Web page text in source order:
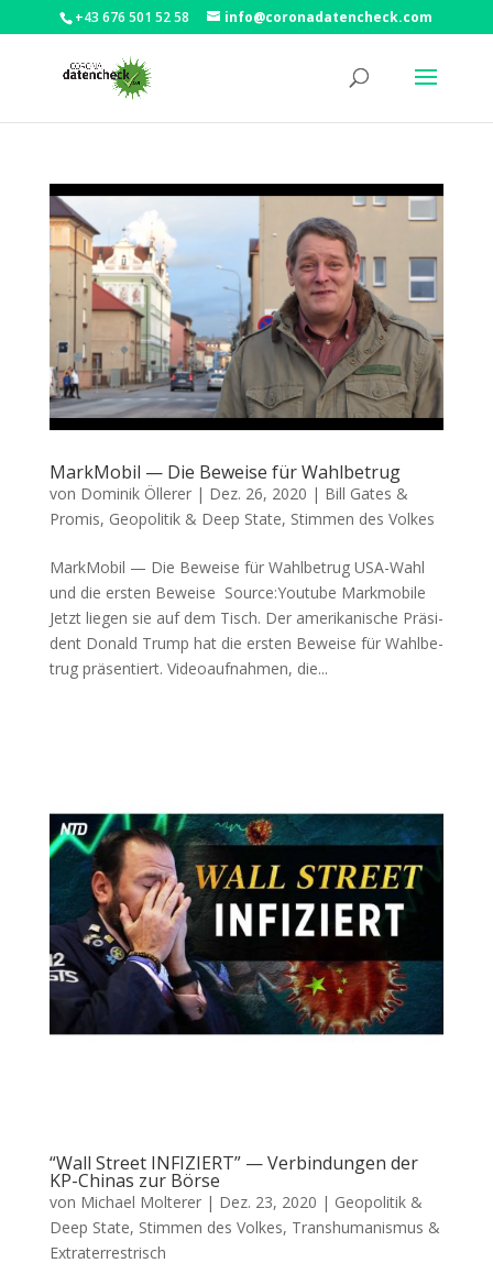
+43 676 501 52 58 info@coronadatencheck.com
MarkMobil — Die Beweise für Wahlbetrug
von Dominik Öllerer| Dez. 26, 2020 | Bill Gates &
Promis, Geopolitik & Deep State, Stimmen des Volkes
MarkMobil — Die Beweise für Wahlbetrug USA-Wahl
und die ers­ten Beweise Source:Youtube Mark­mo­bi­le
Jetzt lie­gen sie auf dem Tisch. Der ame­ri­ka­ni­sche Prä­si­
dent Donald Trump hat die ers­ten Bewei­se für Wahl­be­
trug prä­sen­tiert. Video­auf­nah­men, die...
“Wall Street INFIZIERT” — Verbindungen der
KP-Chinas zur Börse
von Michael Molterer| Dez. 23, 2020 | Geopolitik &
Deep State, Stimmen des Volkes, Transhumanismus &
Extraterrestrisch